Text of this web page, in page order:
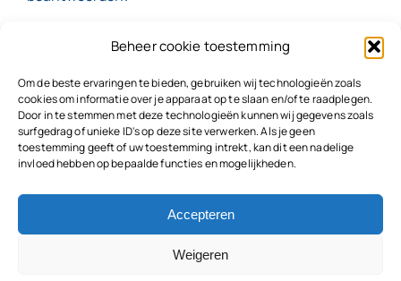
Beheer cookie toestemming
Om de beste ervaringen te bieden, gebruiken wij technologieën zoals
cookies om informatie over je apparaat op te slaan en/of te raadplegen.
Door in te stemmen met deze technologieën kunnen wij gegevens zoals
surfgedrag of unieke ID's op deze site verwerken. Als je geen
toestemming geeft of uw toestemming intrekt, kan dit een nadelige
invloed hebben op bepaalde functies en mogelijkheden.
Accepteren
Weigeren
Contact
© 2026NBC Eelman & Partners |KvK: 78187591
Algemene voorwaarden|Disclaimer | Copyright |